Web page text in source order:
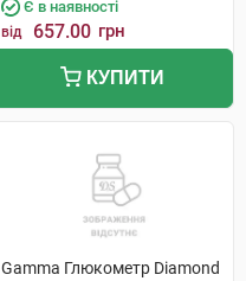
Є в наявності
від 657.00 грн
КУПИТИ
Gamma Глюкометр Diamond